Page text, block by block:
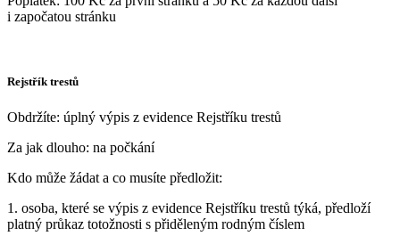
i započatou stránku
Rejstřík trestů
Obdržíte: úplný výpis z evidence Rejstříku trestů
Za jak dlouho: na počkání
Kdo může žádat a co musíte předložit:
1. osoba, které se výpis z evidence Rejstříku trestů týká, předloží
platný průkaz totožnosti s přiděleným rodným číslem